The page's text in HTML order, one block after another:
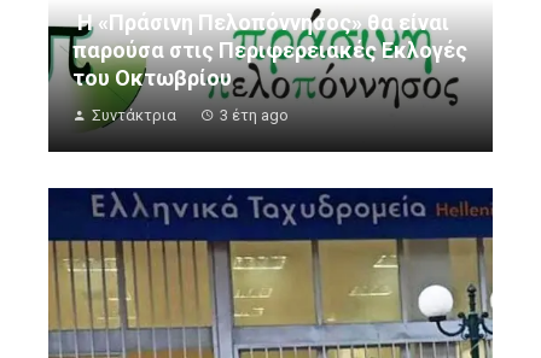
Η «Πράσινη Πελοπόννησος» θα είναι
παρούσα στις Περιφερειακές Εκλογές
του Οκτωβρίου
Συντάκτρια 3 έτη ago